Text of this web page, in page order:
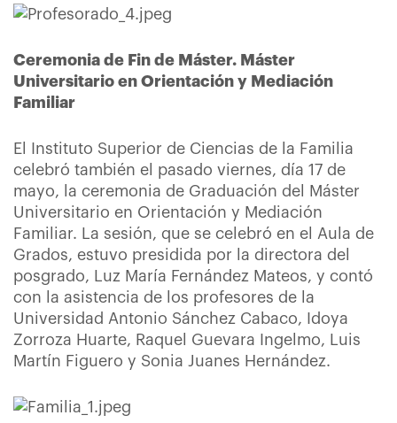
Ceremonia de Fin de Máster. Máster
Universitario en Orientación y Mediación
Familiar
El Instituto Superior de Ciencias de la Familia
celebró también el pasado viernes, día 17 de
mayo, la ceremonia de Graduación del Máster
Universitario en Orientación y Mediación
Familiar. La sesión, que se celebró en el Aula de
Grados, estuvo presidida por la directora del
posgrado, Luz María Fernández Mateos, y contó
con la asistencia de los profesores de la
Universidad Antonio Sánchez Cabaco, Idoya
Zorroza Huarte, Raquel Guevara Ingelmo, Luis
Martín Figuero y Sonia Juanes Hernández.